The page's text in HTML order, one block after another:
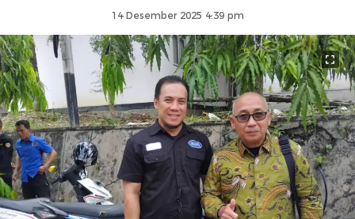
14 Desember 2025 4:39 pm